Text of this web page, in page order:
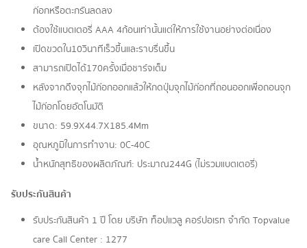
ก๊อกหรือตะกรันลดลง
ต้องใช้แบตเตอรี่ AAA 4ก้อนเท่านั้นแต่ให้การใช้งานอย่างต่อเนื่อง
เปิดขวดใน10วินาทีเร็วขึ้นและราบรื่นขึ้น
สามารถเปิดได้170ครั้งเมื่อชาร์จเต็ม
หลังจากดึงจุกไม้ก๊อกออกแล้วให้กดปุ่มจุกไม้ก๊อกที่ถอนออกเพื่อถอนจุก
ไม้ก๊อกโดยอัตโนมัติ
ขนาด: 59.9X44.7X185.4Mm
อุณหภูมิในการทำงาน: 0C-40C
น้ำหนักสุทธิของผลิตภัณฑ์: ประมาณ244G (ไม่รวมแบตเตอรี่)
รับประกันสินค้า
รับประกันสินค้า 1 ปี โดย บริษัท ท็อปแวลู คอร์ปอเรท จํากัด Topvalue
care Call Center : 1277